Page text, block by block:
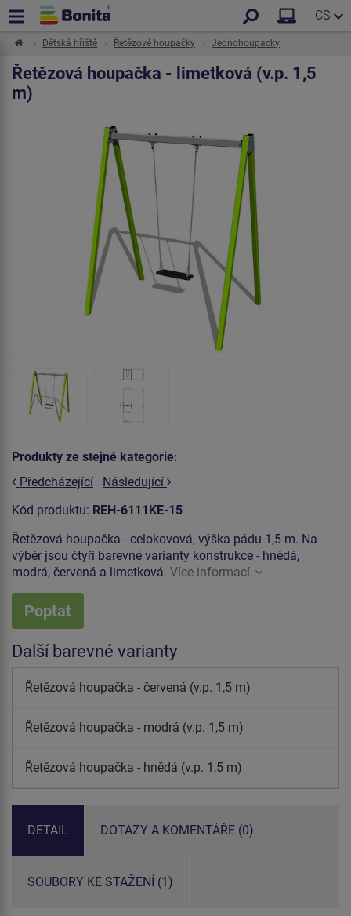
CS
Dětská hřiště Řetězové houpačky Jednohoupacky
Řetězová houpačka - limetková (v.p. 1,5
m)
Produkty ze stejné kategorie:
Předcházející
Následující
Kód produktu: REH-6111KE-15
Řetězová houpačka - celokovová, výška pádu 1,5 m. Na
výběr jsou čtyři barevné varianty konstrukce - hnědá,
modrá, červená a limetková. Více informací
Poptat
Další barevné varianty
Řetězová houpačka - červená (v.p. 1,5 m)
Řetězová houpačka - modrá (v.p. 1,5 m)
Řetězová houpačka - hnědá (v.p. 1,5 m)
DETAIL DOTAZY A KOMENTÁŘE (0)
SOUBORY KE STAŽENÍ (1)